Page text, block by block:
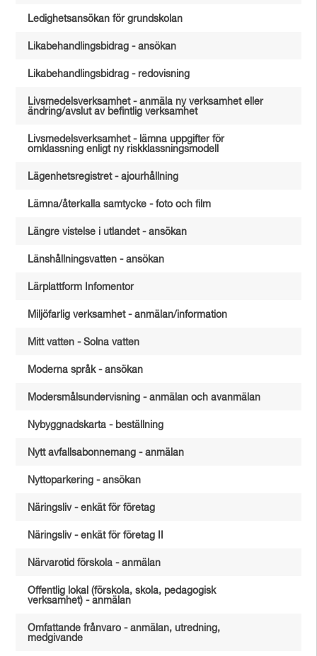
Ledighetsansökan för grundskolan
Likabehandlingsbidrag - ansökan
Likabehandlingsbidrag - redovisning
Livsmedelsverksamhet - anmäla ny verksamhet eller
ändring/avslut av befintlig verksamhet
Livsmedelsverksamhet - lämna uppgifter för
omklassning enligt ny riskklassningsmodell
Lägenhetsregistret - ajourhållning
Lämna/återkalla samtycke - foto och film
Längre vistelse i utlandet - ansökan
Länshållningsvatten - ansökan
Lärplattform Infomentor
Miljöfarlig verksamhet - anmälan/information
Mitt vatten - Solna vatten
Moderna språk - ansökan
Modersmålsundervisning - anmälan och avanmälan
Nybyggnadskarta - beställning
Nytt avfallsabonnemang - anmälan
Nyttoparkering - ansökan
Näringsliv - enkät för företag
Näringsliv - enkät för företag II
Närvarotid förskola - anmälan
Offentlig lokal (förskola, skola, pedagogisk
verksamhet) - anmälan
Omfattande frånvaro - anmälan, utredning,
medgivande